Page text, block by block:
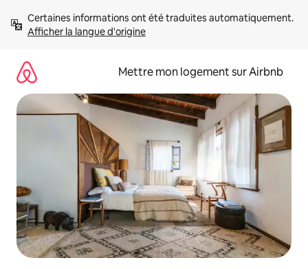
directement
Afficher la langue d'origine
Mettre mon logement sur Airbnb